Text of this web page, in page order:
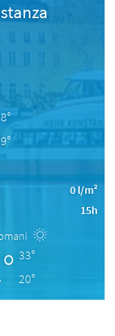
0 l/m²
15h
33°
20°